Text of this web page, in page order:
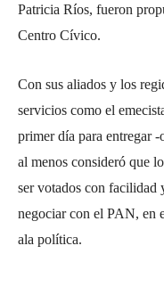
Patricia Ríos, fueron
Centro Cívico.
Con sus aliados y los
servicios como el
primer día para entregar
al menos consideró que
ser votados con facilidad
negociar con el PAN, en
ala política.